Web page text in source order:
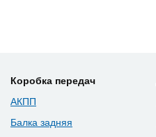
Коробка передач
АКПП
Балка задняя